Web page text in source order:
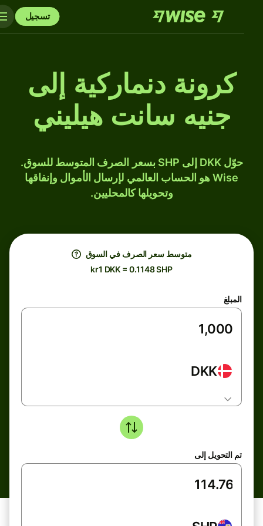
تسجيل
كرونة دنماركية إلى
جنيه سانت هيليني
حوّل DKK إلى SHP بسعر الصرف المتوسط للسوق.
Wise هو الحساب العالمي لإرسال الأموال وإنفاقها
وتحويلها كالمحليين.
متوسط ​​سعر الصرف في السوق
kr1 DKK = 0.1148 SHP
المبلغ
DKK
تم التحويل إلى